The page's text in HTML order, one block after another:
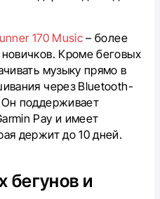
170 Music – более
Кроме беговых
музыку прямо в
через Bluetooth-
поддерживает
Pay и имеет
держит до 10 дней.
бегунов и